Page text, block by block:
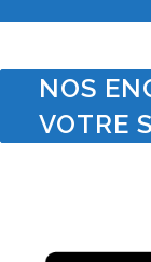
NOS
VOTRE